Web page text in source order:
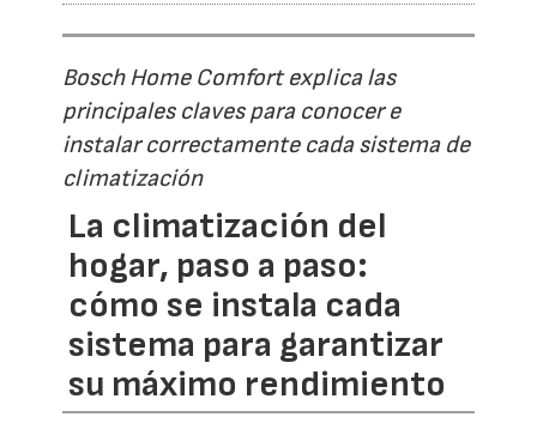
Bosch Home Comfort explica las
principales claves para conocer e
instalar correctamente cada sistema de
climatización
La climatización del
hogar, paso a paso:
cómo se instala cada
sistema para garantizar
su máximo rendimiento